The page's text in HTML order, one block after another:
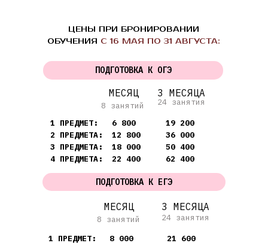
ЦЕНЫ ПРИ БРОНИРОВАНИИ
ОБУЧЕНИЯ С 16 МАЯ ПО 31 АВГУСТА:
8 занятий
8 занятий
24 занятия
24 занятия
ПОДГОТОВКА К ОГЭ
ПОДГОТОВКА К ЕГЭ
1 ПРЕДМЕТ:
2 ПРЕДМЕТА:
3 ПРЕДМЕТА:
4 ПРЕДМЕТА:
1 ПРЕДМЕТ:
МЕСЯЦ
МЕСЯЦ
3 МЕСЯЦА
3 МЕСЯЦА
6 800
12 800
18 000
22 400
8 000
19 200
36 000
50 400
62 400
21 600